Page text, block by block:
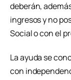
deberán,
ingresos y no
Social o con el
La ayuda se
con